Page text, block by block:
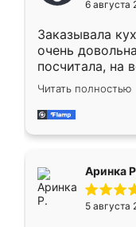
мебели буду
6 августа
Заказывала
очень
посчитала, на
Замерщик
делу со всей
за день,
Читать полностью
Аринка
5 августа